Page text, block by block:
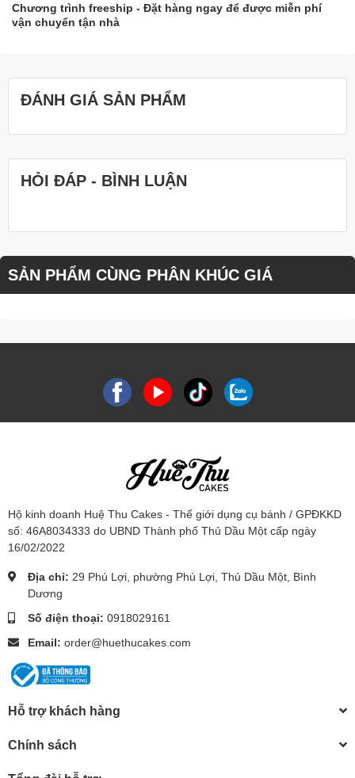
Chương trình freeship - Đặt hàng ngay để được miễn phí
vận chuyển tận nhà
ĐÁNH GIÁ SẢN PHẨM
HỎI ĐÁP - BÌNH LUẬN
SẢN PHẨM CÙNG PHÂN KHÚC GIÁ
Hộ kinh doanh Huệ Thu Cakes - Thế giới dụng cụ bánh / GPĐKKD
số: 46A8034333 do UBND Thành phố Thủ Dầu Một cấp ngày
16/02/2022
Địa chỉ: 29 Phú Lợi, phường Phú Lợi, Thủ Dầu Một, Bình
Dương
Số điện thoại: 0918029161
Email: order@huethucakes.com
Hỗ trợ khách hàng
Chính sách